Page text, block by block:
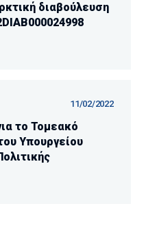
διαβούλευση
11/02/2022
το Τομεακό
Υπουργείου